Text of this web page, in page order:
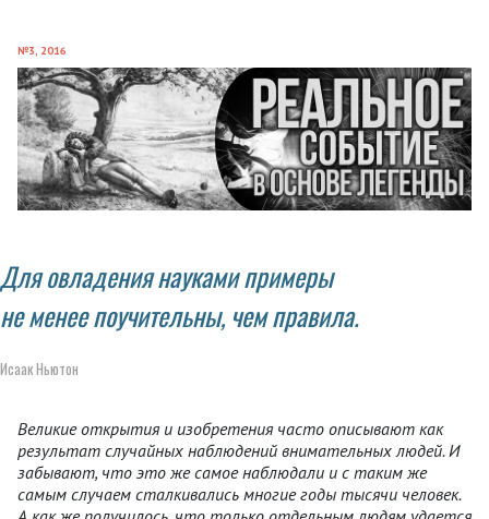
№3, 2016
Для овладения науками примеры
не менее поучительны, чем правила.
Исаак Ньютон
Великие открытия и изобретения часто описывают как
результат случайных наблюдений внимательных людей. И
забывают, что это же самое наблюдали и с таким же
самым случаем сталкивались многие годы тысячи человек.